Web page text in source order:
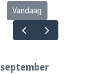
Vandaag
september